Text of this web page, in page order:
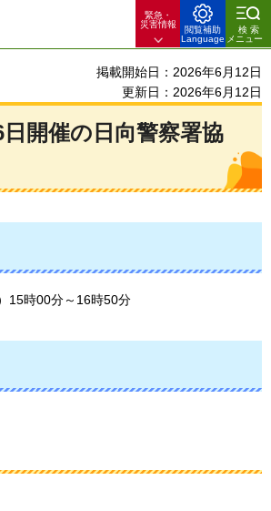
緊急・
災害情報
閲覧補助
Language
検索
メニュー
掲載開始日：2026年6月12日
更新日：2026年6月12日
開催の日向警察署協
15時00分～16時50分